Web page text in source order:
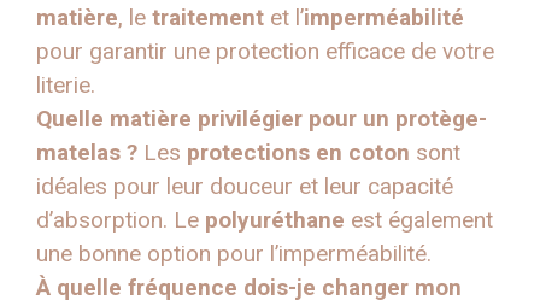
matière, le traitement et l’imperméabilité
pour garantir une protection efficace de votre
literie.
Quelle matière privilégier pour un protège-
matelas ? Les protections en coton sont
idéales pour leur douceur et leur capacité
d’absorption. Le polyuréthane est également
une bonne option pour l’imperméabilité.
À quelle fréquence dois-je changer mon